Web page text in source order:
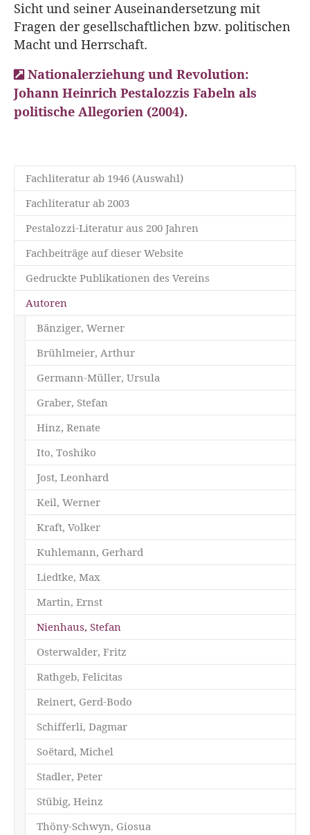
Sicht und seiner Auseinandersetzung mit
Fragen der gesellschaftlichen bzw. politischen
Macht und Herrschaft.
Nationalerziehung und Revolution:
Johann Heinrich Pestalozzis Fabeln als
politische Allegorien (2004).
Fachliteratur ab 1946 (Auswahl)
Fachliteratur ab 2003
Pestalozzi-Literatur aus 200 Jahren
Fachbeiträge auf dieser Website
Gedruckte Publikationen des Vereins
Autoren
Bänziger, Werner
Brühlmeier, Arthur
Germann-Müller, Ursula
Graber, Stefan
Hinz, Renate
Ito, Toshiko
Jost, Leonhard
Keil, Werner
Kraft, Volker
Kuhlemann, Gerhard
Liedtke, Max
Martin, Ernst
Nienhaus, Stefan
Osterwalder, Fritz
Rathgeb, Felicitas
Reinert, Gerd-Bodo
Schifferli, Dagmar
Soëtard, Michel
Stadler, Peter
Stübig, Heinz
Thöny-Schwyn, Giosua